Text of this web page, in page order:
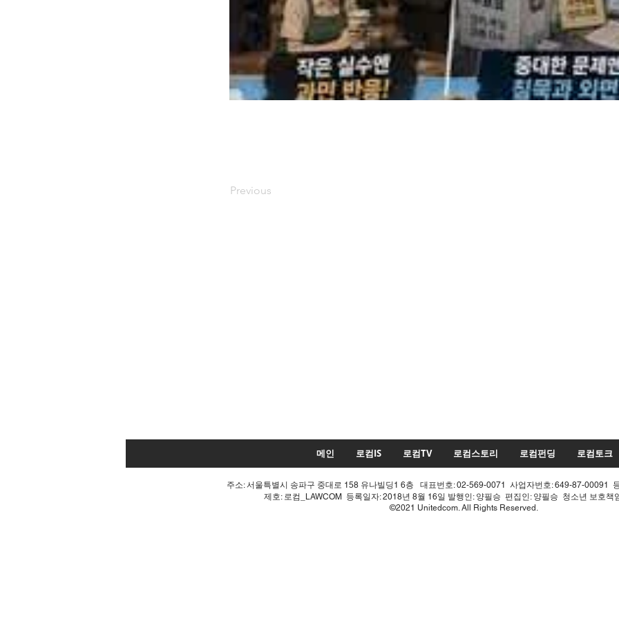
Previous
메인 로컴IS 로컴TV 로컴스토리 로컴펀딩 로컴토크
주소: 서울특별시 송파구 중대로 158 유나빌딩1 6층 대표번호: 02-569-0071 사업자번호: 649-87-00091
제호: 로컴_LAWCOM 등록일자: 2018년 8월 16일 발행인: 양필승 편집인: 양필승 청소년 보호
©2021 Unitedcom. All Rights Reserved.